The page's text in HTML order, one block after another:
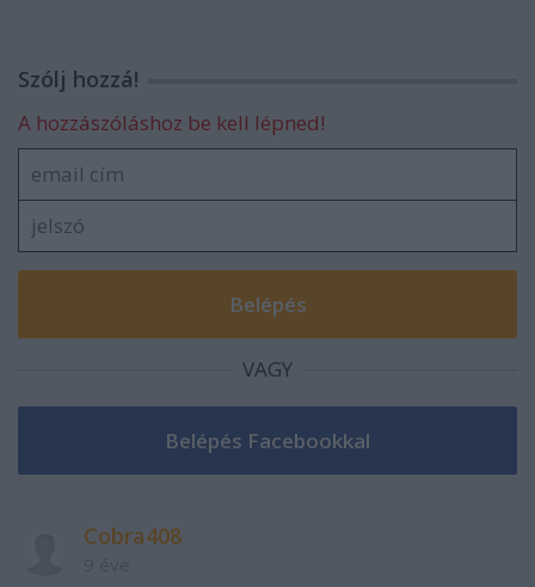
Szólj hozzá!
A hozzászóláshoz be kell lépned!
VAGY
Cobra408